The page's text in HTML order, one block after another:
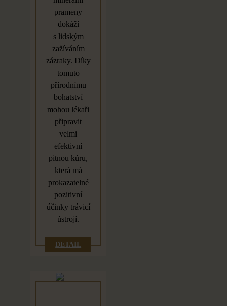
prameny
dokáží
s lidským
zažíváním
zázraky. Díky
tomuto
přírodnímu
bohatství
mohou lékaři
připravit
velmi
efektivní
pitnou kúru,
která má
prokazatelné
pozitivní
účinky trávicí
ústrojí.
DETAIL